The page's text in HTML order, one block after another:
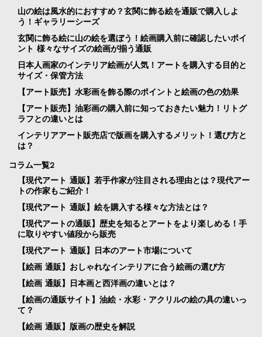
山の絵は風水的におすすめ？玄関に飾る絵を通販で購入しよ
う！ギャラリーシーズ
玄関に飾る絵に山の絵を選ぼう！絵画購入前に確認したいポイ
ント 様々なサイズの絵画が揃う通販
日本人画家のインテリア絵画が人気！アートを購入する目的と
サイズ・保管方法
【アート販売】水彩画を飾る際のポイントと絵画の色の効果
【アート販売】油彩画の購入前に知っておきたい魅力！リトグ
ラフとの違いとは
インテリアアート販売店で版画を購入するメリット！選び方と
は？
コラム一覧2
【現代アート 通販】若手作家が注目される理由とは？現代アー
トの作家もご紹介！
【現代アート 通販】絵を購入する様々な方法とは？
【現代アートの通販】歴史を知るとアートをより楽しめる！手
に取りやすい値段から販売
【現代アート 通販】日本のアート市場について
【絵画 通販】おしゃれなインテリアに合う絵画の選び方
【絵画 通販】日本画と西洋画の違いとは？
【絵画の通販サイト】油絵・水彩・アクリルの絵の具の違いっ
て？
【絵画 通販】版画の歴史を解説